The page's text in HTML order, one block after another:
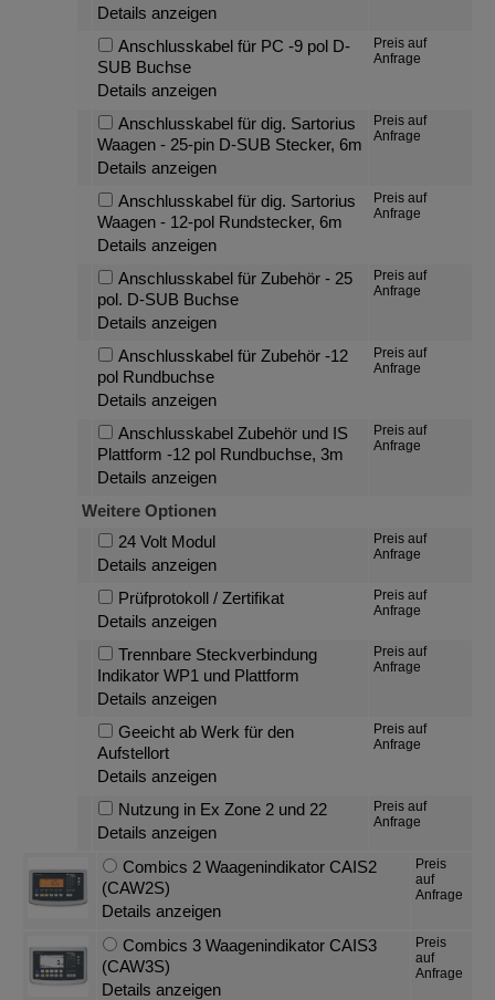
Details anzeigen
Anschlusskabel für PC -9 pol D-
SUB Buchse
Details anzeigen
Preis auf
Anfrage
Anschlusskabel für dig. Sartorius
Waagen - 25-pin D-SUB Stecker, 6m
Details anzeigen
Preis auf
Anfrage
Anschlusskabel für dig. Sartorius
Waagen - 12-pol Rundstecker, 6m
Details anzeigen
Preis auf
Anfrage
Anschlusskabel für Zubehör - 25
pol. D-SUB Buchse
Details anzeigen
Preis auf
Anfrage
Anschlusskabel für Zubehör -12
pol Rundbuchse
Details anzeigen
Preis auf
Anfrage
Anschlusskabel Zubehör und IS
Plattform -12 pol Rundbuchse, 3m
Details anzeigen
Preis auf
Anfrage
Weitere Optionen
24 Volt Modul
Details anzeigen
Preis auf
Anfrage
Prüfprotokoll / Zertifikat
Details anzeigen
Preis auf
Anfrage
Trennbare Steckverbindung
Indikator WP1 und Plattform
Details anzeigen
Preis auf
Anfrage
Geeicht ab Werk für den
Aufstellort
Details anzeigen
Preis auf
Anfrage
Nutzung in Ex Zone 2 und 22
Details anzeigen
Preis auf
Anfrage
Combics 2 Waagenindikator CAIS2
(CAW2S)
Details anzeigen
Preis
auf
Anfrage
Combics 3 Waagenindikator CAIS3
(CAW3S)
Details anzeigen
Preis
auf
Anfrage